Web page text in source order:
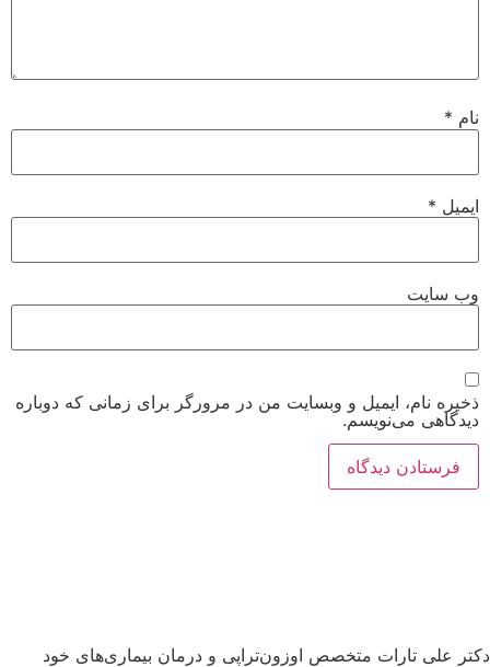
نام *
ایمیل *
وب‌ سایت
ذخیره نام، ایمیل و وبسایت من در مرورگر برای زمانی که دوباره
دیدگاهی می‌نویسم.
دکتر علی تارات متخصص اوزون‌تراپی و درمان بیماری‌های خود